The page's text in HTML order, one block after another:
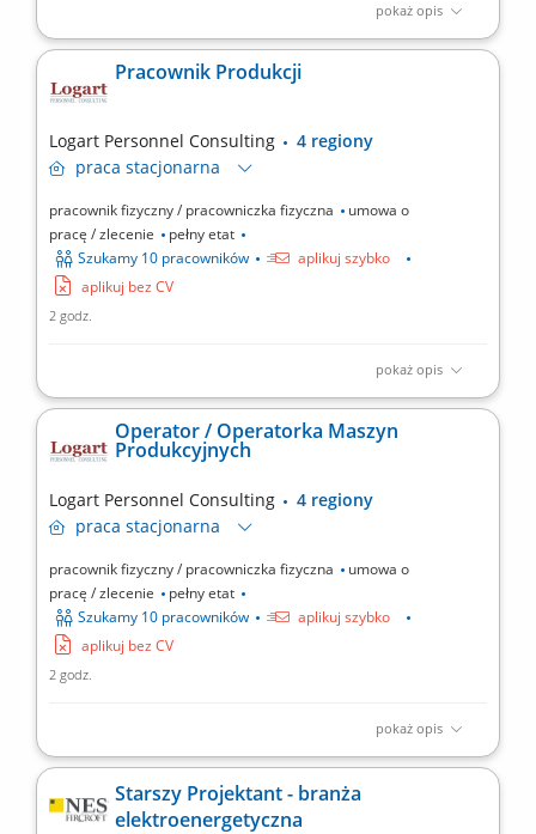
pokaż opis
Opis stanowiska: Serwisowanie i montaż urządzeń oraz instalacji
chłodniczych. Przeprowadzanie diagnostyki, przeglądów i
napraw zgodnie z obowiązującymi standardami. Kontrola
poprawności działania urządzeń po wykonanych pracach.
pozytywnych...
Pracownik Produkcji
Logart Personnel Consulting
praca stacjonarna
pracownik fizyczny / pracowniczka fizyczna
umowa o
pracę / zlecenie
pełny etat
Szukamy 10 pracowników
aplikuj szybko
aplikuj bez CV
2 godz.
pokaż opis
Opis stanowiska: Wykonywanie prac związanych z bieżącą
produkcją; Obsługa maszyn i urządzeń produkcyjnych; Kontrola
jakości wytwarzanych produktów; Montaż produktów; Dbanie o
porządek i bezpieczeństwo na stanowisku pracy; Współpraca z
Operator / Operatorka Maszyn
Produkcyjnych
Logart Personnel Consulting
praca stacjonarna
pracownik fizyczny / pracowniczka fizyczna
umowa o
pracę / zlecenie
pełny etat
Szukamy 10 pracowników
aplikuj szybko
aplikuj bez CV
2 godz.
pokaż opis
Opis stanowiska Obsługa maszyn i urządzeń wykorzystywanych
obowiązującymi standardami. Kontrola jakości wytwarzanych
produktów i zgłaszanie ewentualnych niezgodności.
Starszy Projektant - branża
elektroenergetyczna